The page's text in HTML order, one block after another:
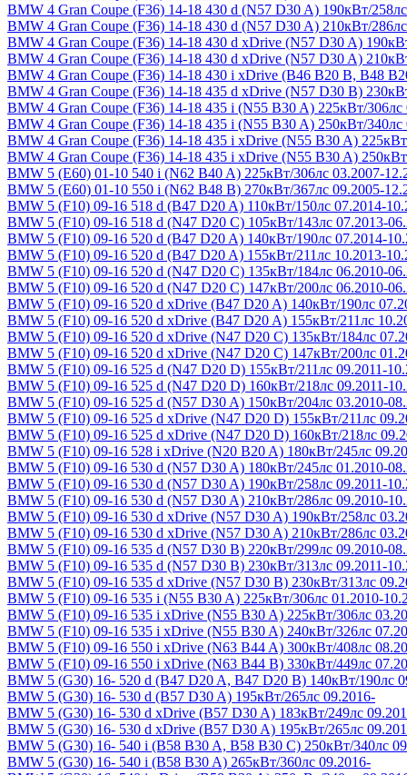
BMW 4 Gran Coupe (F36) 14-18 430 d (N57 D30 A) 190кВт/
BMW 4 Gran Coupe (F36) 14-18 430 d (N57 D30 A) 210кВт/
BMW 4 Gran Coupe (F36) 14-18 430 d xDrive (N57 D30 A)
BMW 4 Gran Coupe (F36) 14-18 430 d xDrive (N57 D30 A)
BMW 4 Gran Coupe (F36) 14-18 430 i xDrive (B46 B20 B, B48
BMW 4 Gran Coupe (F36) 14-18 435 d xDrive (N57 D30 B)
BMW 4 Gran Coupe (F36) 14-18 435 i (N55 B30 A) 225кВт/306лс
BMW 4 Gran Coupe (F36) 14-18 435 i (N55 B30 A) 250кВт/340лс
BMW 4 Gran Coupe (F36) 14-18 435 i xDrive (N55 B30 A)
BMW 4 Gran Coupe (F36) 14-18 435 i xDrive (N55 B30 A)
BMW 5 (E60) 01-10 540 i (N62 B40 A) 225кВт/306лс 03.2007-
BMW 5 (E60) 01-10 550 i (N62 B48 B) 270кВт/367лс 09.2005-
BMW 5 (F10) 09-16 518 d (B47 D20 A) 110кВт/150лс 07.2014-
BMW 5 (F10) 09-16 518 d (N47 D20 C) 105кВт/143лс 07.2013-
BMW 5 (F10) 09-16 520 d (B47 D20 A) 140кВт/190лс 07.2014-
BMW 5 (F10) 09-16 520 d (B47 D20 A) 155кВт/211лс 10.2013-
BMW 5 (F10) 09-16 520 d (N47 D20 C) 135кВт/184лс 06.2010-
BMW 5 (F10) 09-16 520 d (N47 D20 C) 147кВт/200лс 06.2010-
BMW 5 (F10) 09-16 520 d xDrive (B47 D20 A) 140кВт/190лс
BMW 5 (F10) 09-16 520 d xDrive (B47 D20 A) 155кВт/211лс
BMW 5 (F10) 09-16 520 d xDrive (N47 D20 C) 135кВт/184лс
BMW 5 (F10) 09-16 520 d xDrive (N47 D20 C) 147кВт/200лс
BMW 5 (F10) 09-16 525 d (N47 D20 D) 155кВт/211лс 09.2011-
BMW 5 (F10) 09-16 525 d (N47 D20 D) 160кВт/218лс 09.2011-
BMW 5 (F10) 09-16 525 d (N57 D30 A) 150кВт/204лс 03.2010-
BMW 5 (F10) 09-16 525 d xDrive (N47 D20 D) 155кВт/211лс
BMW 5 (F10) 09-16 525 d xDrive (N47 D20 D) 160кВт/218лс
BMW 5 (F10) 09-16 528 i xDrive (N20 B20 A) 180кВт/245лс
BMW 5 (F10) 09-16 530 d (N57 D30 A) 180кВт/245лс 01.2010-
BMW 5 (F10) 09-16 530 d (N57 D30 A) 190кВт/258лс 09.2011-
BMW 5 (F10) 09-16 530 d (N57 D30 A) 210кВт/286лс 09.2010-
BMW 5 (F10) 09-16 530 d xDrive (N57 D30 A) 190кВт/258лс
BMW 5 (F10) 09-16 530 d xDrive (N57 D30 A) 210кВт/286лс
BMW 5 (F10) 09-16 535 d (N57 D30 B) 220кВт/299лс 09.2010-
BMW 5 (F10) 09-16 535 d (N57 D30 B) 230кВт/313лс 09.2011-
BMW 5 (F10) 09-16 535 d xDrive (N57 D30 B) 230кВт/313лс
BMW 5 (F10) 09-16 535 i (N55 B30 A) 225кВт/306лс 01.2010-
BMW 5 (F10) 09-16 535 i xDrive (N55 B30 A) 225кВт/306лс
BMW 5 (F10) 09-16 535 i xDrive (N55 B30 A) 240кВт/326лс
BMW 5 (F10) 09-16 550 i xDrive (N63 B44 A) 300кВт/408лс
BMW 5 (F10) 09-16 550 i xDrive (N63 B44 B) 330кВт/449лс
BMW 5 (G30) 16- 520 d (B47 D20 A, B47 D20 B) 140кВт/190лс
BMW 5 (G30) 16- 530 d (B57 D30 A) 195кВт/265лс 09.2016-
BMW 5 (G30) 16- 530 d xDrive (B57 D30 A) 183кВт/249лс
BMW 5 (G30) 16- 530 d xDrive (B57 D30 A) 195кВт/265лс
BMW 5 (G30) 16- 540 i (B58 B30 A, B58 B30 C) 250кВт/340лс
BMW 5 (G30) 16- 540 i (B58 B30 A) 265кВт/360лс 09.2016-